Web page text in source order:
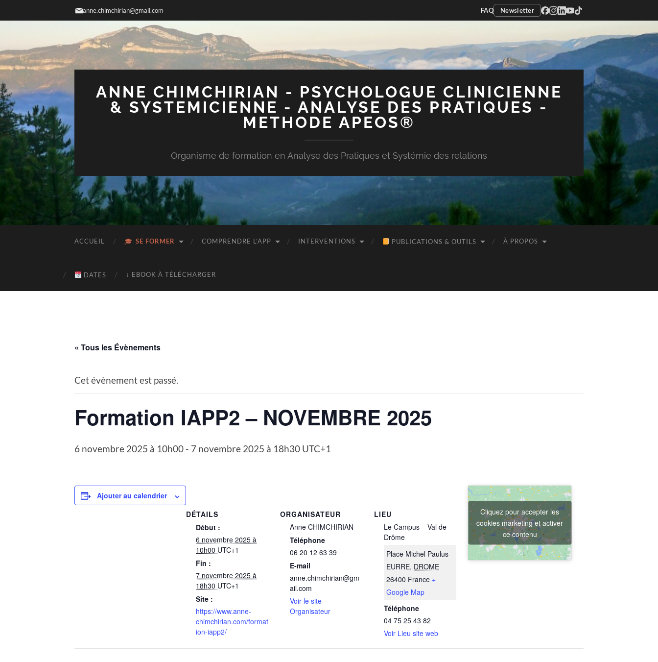
anne.chimchirian@gmail.com FAQ Newsletter
ANNE CHIMCHIRIAN - PSYCHOLOGUE CLINICIENNE
& SYSTEMICIENNE - ANALYSE DES PRATIQUES -
METHODE APEOS®
Organisme de formation en Analyse des Pratiques et Systémie des relations
ACCUEIL SE FORMER COMPRENDRE L’APP INTERVENTIONS PUBLICATIONS & OUTILS À PROPOS
DATES ↓ EBOOK À TÉLÉCHARGER
« Tous les Évènements
Cet évènement est passé.
Formation IAPP2 – NOVEMBRE 2025
6 novembre 2025 à 10h00 - 7 novembre 2025 à 18h30 UTC+1
Ajouter au calendrier
DÉTAILS
Début :
6 novembre 2025 à
10h00 UTC+1
Fin :
7 novembre 2025 à
18h30 UTC+1
Site :
https://www.anne-
chimchirian.com/format
ion-iapp2/
ORGANISATEUR
Anne CHIMCHIRIAN
Téléphone
06 20 12 63 39
E-mail
anne.chimchirian@gm
ail.com
Voir le site
Organisateur
LIEU
Le Campus – Val de
Drôme
Place Michel Paulus
EURRE, DROME
26400 France +
Google Map
Téléphone
04 75 25 43 82
Voir Lieu site web
Cliquez pour accepter les
cookies marketing et activer
ce contenu